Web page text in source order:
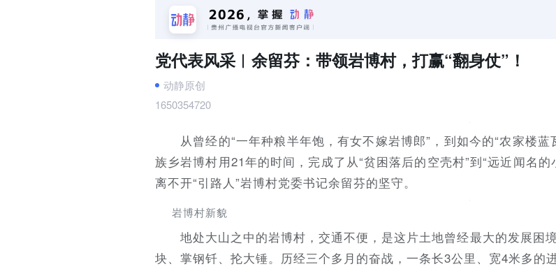
党代表风采︱余留芬：带领岩博村，打赢“翻身仗”！
动静原创
1650354720
从曾经的“一年种粮半年饱，有女不嫁岩博郎”，到如今的“农家楼
族乡岩博村用21年的时间，完成了从“贫困落后的空壳村”到“远近闻名
离不开“引路人”岩博村党委书记余留芬的坚守。
岩博村新貌
地处大山之中的岩博村，交通不便，是这片土地曾经最大的发展困
块、掌钢钎、抡大锤。历经三个多月的奋战，一条长3公里、宽4米多的